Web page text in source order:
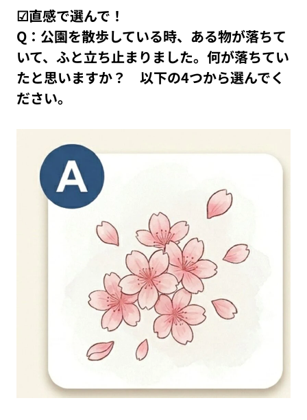
☑直感で選んで！
Q：公園を散歩している時、ある物が落ちて
いて、ふと立ち止まりました。何が落ちてい
たと思いますか？ 以下の4つから選んでく
ださい。